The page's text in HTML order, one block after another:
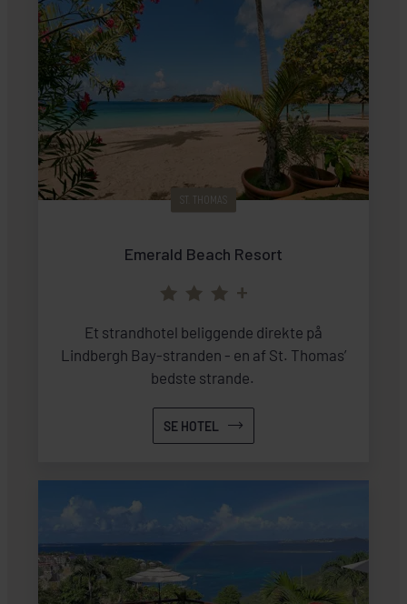
ST. THOMAS
Emerald Beach Resort
+
Et strandhotel beliggende direkte på
Lindbergh Bay-stranden - en af St. Thomas’
bedste strande.
SE HOTEL